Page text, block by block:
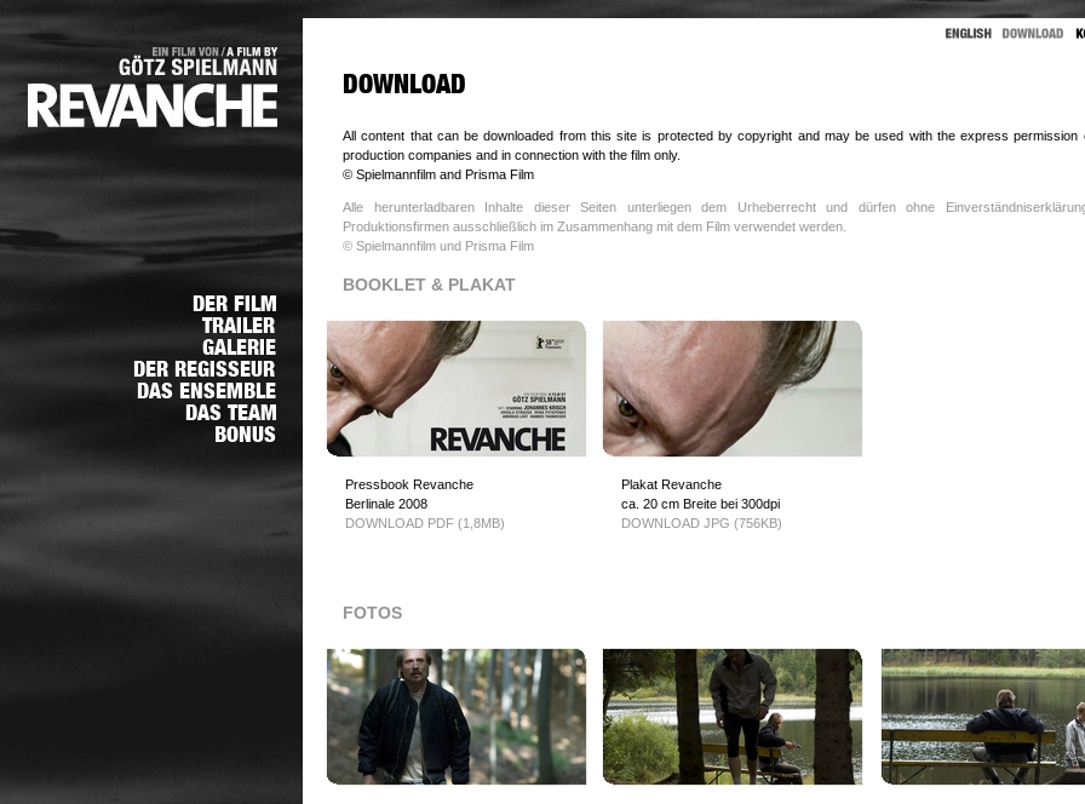
All content that can be downloaded from this site is protected by copyright and may be used with the express permission
production companies and in connection with the film only.
© Spielmannfilm and Prisma Film
Alle herunterladbaren Inhalte dieser Seiten unterliegen dem Urheberrecht und dürfen ohne
Produktionsfirmen ausschließlich im Zusammenhang mit dem Film verwendet werden.
© Spielmannfilm und Prisma Film
BOOKLET & PLAKAT
Pressbook Revanche
Berlinale 2008
DOWNLOAD PDF (1,8MB)
Plakat Revanche
ca. 20 cm Breite bei 300dpi
DOWNLOAD JPG (756KB)
FOTOS